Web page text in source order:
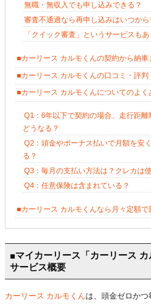
無職・無収入でも申し込みできる？
審査不通過なら再申し込みはいつから
「クイック審査」というサービスもあ
■カーリース カルモくんの契約から納車
■カーリース カルモくんの口コミ・評判
■カーリース カルモくんについてのよく
Q1：6年以下で契約の場合、走行距離
どうなる？
Q2：頭金やボーナス払いで月額を安
る？
Q3：毎月の支払い方法は？クレカは
Q4：任意保険は含まれている？
■カーリース カルモくんなら月々定額で
■マイカーリース「カーリース
サービス概要
カーリース カルモくんは、頭金ゼロか